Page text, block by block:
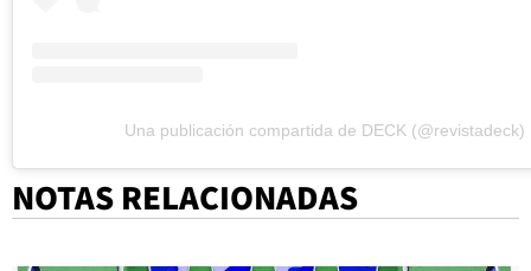
Una publicación compartida de DECK (@revistadeck)
NOTAS RELACIONADAS